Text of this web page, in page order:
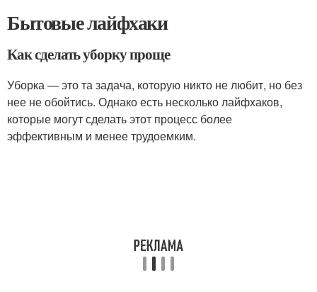
Бытовые лайфхаки
Как сделать уборку проще
Уборка — это та задача, которую никто не любит, но без
нее не обойтись. Однако есть несколько лайфхаков,
которые могут сделать этот процесс более
эффективным и менее трудоемким.